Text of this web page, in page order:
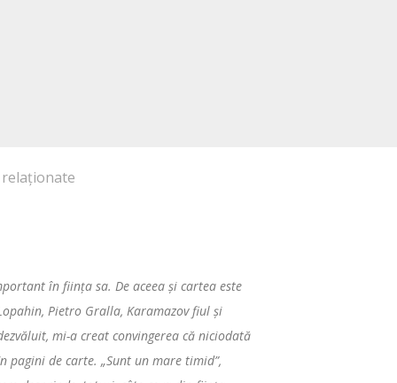
în fiinţa sa. De aceea şi cartea este
Pietro Gralla, Karamazov fiul şi
mi-a creat convingerea că niciodată
de carte. „Sunt un mare timid”,